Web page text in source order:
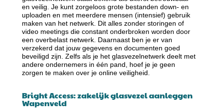
en veilig. Je kunt zorgeloos grote bestanden down- en
uploaden en met meerdere mensen (intensief) gebruik
maken van het netwerk. Dit alles zonder storingen of
video meetings die constant onderbroken worden door
een overbelast netwerk. Daarnaast ben je er van
verzekerd dat jouw gegevens en documenten goed
beveiligd zijn. Zelfs als je het glasvezelnetwerk deelt met
andere ondernemers in één pand, hoef je je geen
zorgen te maken over je online veiligheid.
Bright Access: zakelijk glasvezel aanleggen
Wapenveld